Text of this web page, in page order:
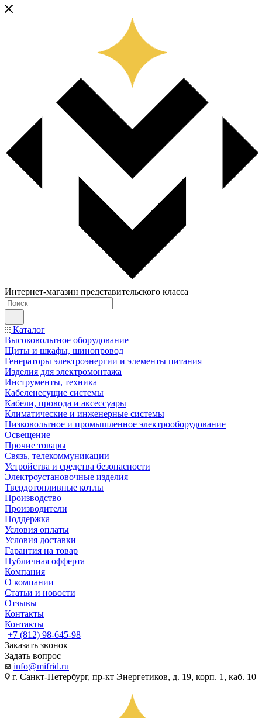
Интернет-магазин представительского класса
Каталог
Высоковольтное оборудование
Щиты и шкафы, шинопровод
Генераторы электроэнергии и элементы питания
Изделия для электромонтажа
Инструменты, техника
Кабеленесущие системы
Кабели, провода и аксессуары
Климатические и инженерные системы
Низковольтное и промышленное электрооборудование
Освещение
Прочие товары
Связь, телекоммуникации
Устройства и средства безопасности
Электроустановочные изделия
Твердотопливные котлы
Производство
Производители
Поддержка
Условия оплаты
Условия доставки
Гарантия на товар
Публичная офферта
Компания
О компании
Статьи и новости
Отзывы
Контакты
Контакты
+7 (812) 98-645-98
Заказать звонок
Задать вопрос
info@mifrid.ru
г. Санкт-Петербург, пр-кт Энергетиков, д. 19, корп. 1, каб. 10